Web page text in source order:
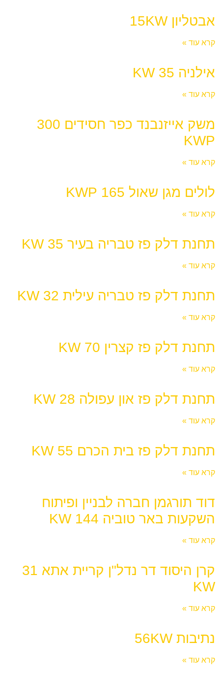
אבטליון 15KW
קרא עוד »
אילניה KW 35
קרא עוד »
משק אייזנבנד כפר חסידים 300
KWP
קרא עוד »
לולים מגן שאול 165 KWP
קרא עוד »
תחנת דלק פז טבריה בעיר 35 KW
קרא עוד »
תחנת דלק פז טבריה עילית 32 KW
קרא עוד »
תחנת דלק פז קצרין 70 KW
קרא עוד »
תחנת דלק פז און עפולה 28 KW
קרא עוד »
תחנת דלק פז בית הכרם 55 KW
קרא עוד »
דוד תורגמן חברה לבניין ופיתוח
השקעות באר טוביה 144 KW
קרא עוד »
קרן היסוד דר נדל"ן קריית אתא 31
KW
קרא עוד »
נתיבות 56KW
קרא עוד »